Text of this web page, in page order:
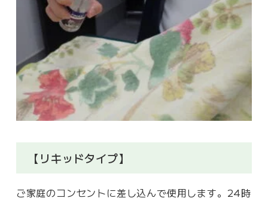
【リキッドタイプ】
ご家庭のコンセントに差し込んで使用します。24時